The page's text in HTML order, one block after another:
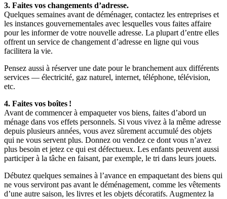
3. Faites vos changements d’adresse.
Quelques semaines avant de déménager, contactez les entreprises et
les instances gouvernementales avec lesquelles vous faites affaire
pour les informer de votre nouvelle adresse. La plupart d’entre elles
offrent un service de changement d’adresse en ligne qui vous
facilitera la vie.
Pensez aussi à réserver une date pour le branchement aux différents
services — électricité, gaz naturel, internet, téléphone, télévision,
etc.
4. Faites vos boîtes !
Avant de commencer à empaqueter vos biens, faites d’abord un
ménage dans vos effets personnels. Si vous vivez à la même adresse
depuis plusieurs années, vous avez sûrement accumulé des objets
qui ne vous servent plus. Donnez ou vendez ce dont vous n’avez
plus besoin et jetez ce qui est défectueux. Les enfants peuvent aussi
participer à la tâche en faisant, par exemple, le tri dans leurs jouets.
Débutez quelques semaines à l’avance en empaquetant des biens qui
ne vous serviront pas avant le déménagement, comme les vêtements
d’une autre saison, les livres et les objets décoratifs. Augmentez la